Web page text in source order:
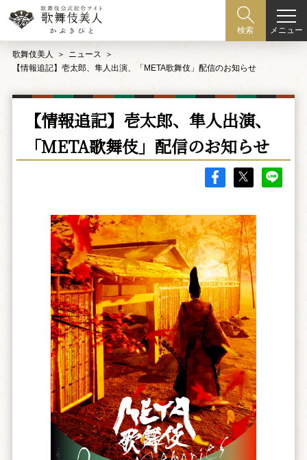
検索 メニュー
歌舞伎美人
ニュース
【情報追記】壱太郎、隼人出演、「META歌舞伎」配信のお知らせ
【情報追記】壱太郎、隼人出演、
「META歌舞伎」配信のお知らせ